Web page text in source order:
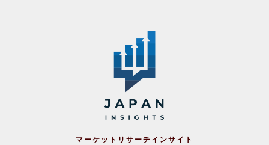
マーケットリサーチインサイト